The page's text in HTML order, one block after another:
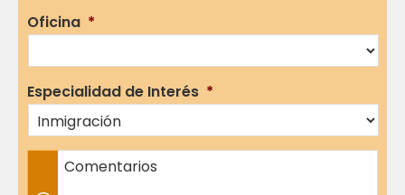
Oficina *
Especialidad de Interés *
Comentarios